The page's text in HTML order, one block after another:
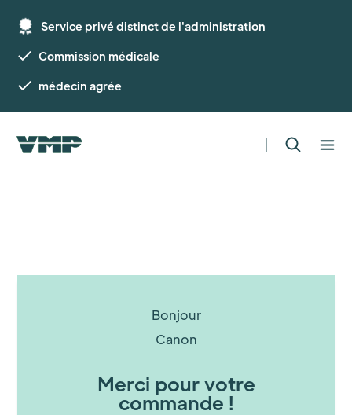
Service privé distinct de l'administration
Commission médicale
médecin agrée
Bonjour
Canon
Merci pour votre
commande !